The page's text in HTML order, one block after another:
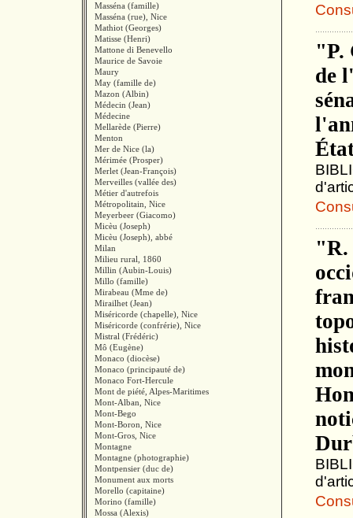
Masséna (famille)
Masséna (rue), Nice
Mathiot (Georges)
Matisse (Henri)
Mattone di Benevello
Maurice de Savoie
Maury
May (famille de)
Mazon (Albin)
Médecin (Jean)
Médecine
Mellarède (Pierre)
Menton
Mer de Nice (la)
Mérimée (Prosper)
Merlet (Jean-François)
Merveilles (vallée des)
Métier d'autrefois
Métropolitain, Nice
Meyerbeer (Giacomo)
Micèu (Joseph)
Micèu (Joseph), abbé
Milan
Milieu rural, 1860
Millin (Aubin-Louis)
Millo (famille)
Mirabeau (Mme de)
Mirailhet (Jean)
Miséricorde (chapelle), Nice
Miséricorde (confrérie), Nice
Mistral (Frédéric)
Mô (Eugène)
Monaco (diocèse)
Monaco (principauté de)
Monaco Fort-Hercule
Mont de piété, Alpes-Maritimes
Mont-Alban, Nice
Mont-Bego
Mont-Boron, Nice
Mont-Gros, Nice
Montagne
Montagne (photographie)
Montpensier (duc de)
Monument aux morts
Morello (capitaine)
Morino (famille)
Mossa (Alexis)
"P.
de
"R.